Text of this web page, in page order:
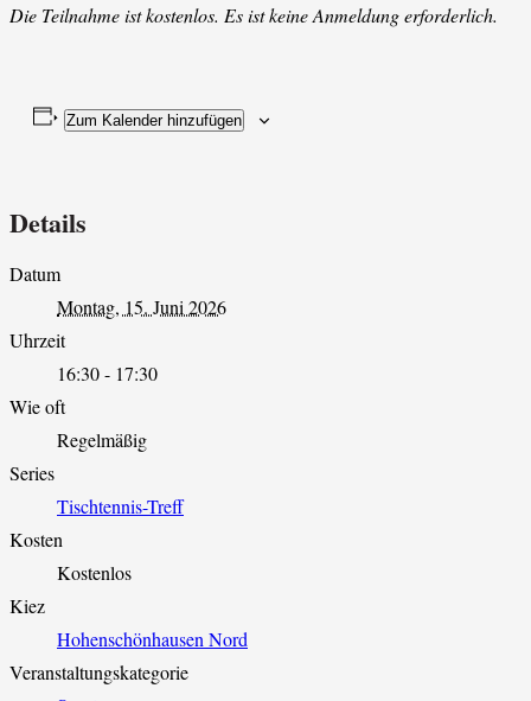
Die Teilnahme ist kostenlos. Es ist keine Anmeldung erforderlich.
Zum Kalender hinzufügen
Details
Datum
Montag, 15. Juni 2026
Uhrzeit
16:30 - 17:30
Wie oft
Regelmäßig
Series
Tischtennis-Treff
Kosten
Kostenlos
Kiez
Hohenschönhausen Nord
Veranstaltungskategorie